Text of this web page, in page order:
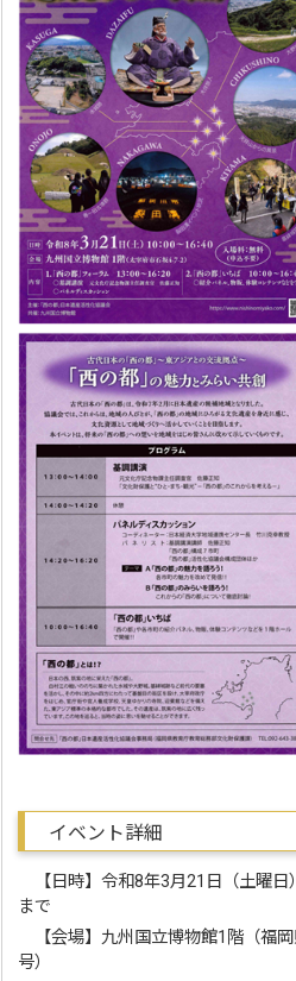
イベント詳細
【日時】令和8年3月21日（土曜
まで
【会場】九州国立博物館1階（福
号）